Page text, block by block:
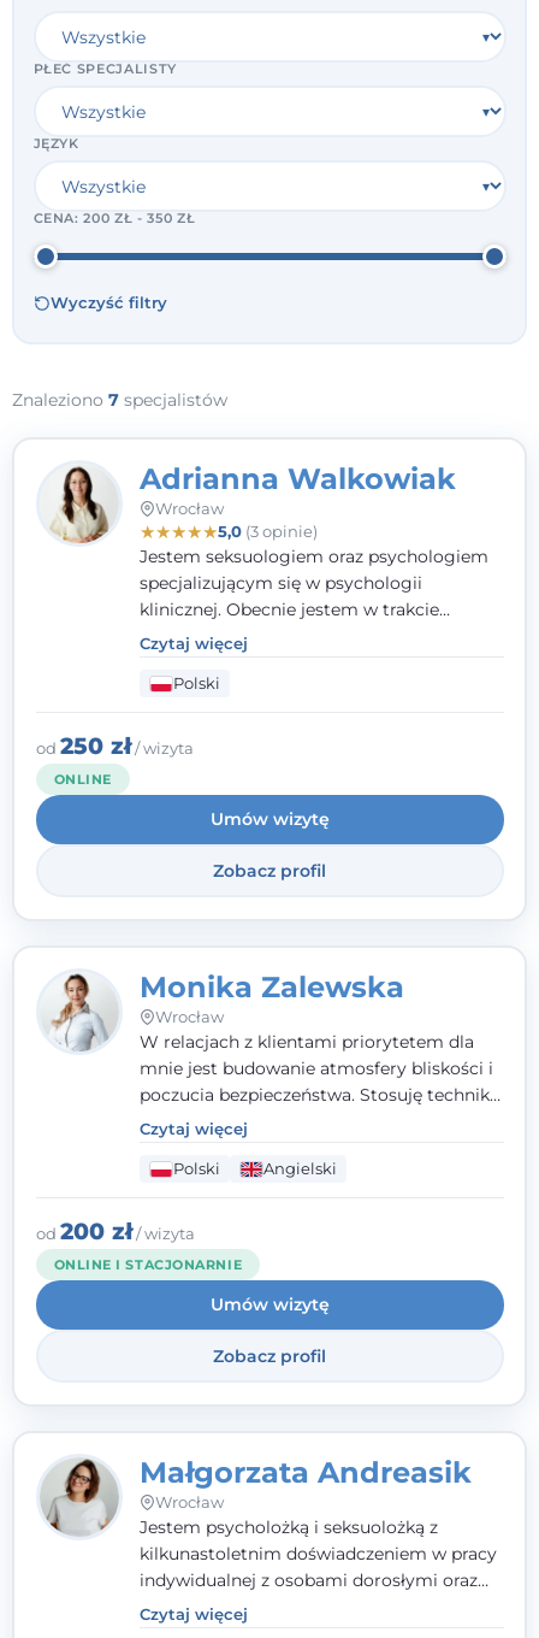
PŁEĆ SPECJALISTY
JĘZYK
CENA:200 ZŁ - 350 ZŁ
Wyczyść filtry
Znaleziono 7 specjalistów
Adrianna Walkowiak
Wrocław
★★★★★5,0(3 opinie)
Jestem seksuologiem oraz psychologiem
specjalizującym się w psychologii
klinicznej. Obecnie jestem w trakcie
szkolenia na psychoterapeutę
systemowego. Posiadam status członka
nadzwyczajnego Wielkopolskiego
TowarzystwaTerapii Systemowejoraz
należę do Polskiego Towarzystwa
pierwszym miejscu stawiam budowanie
atmosfery bezpieczeństwa i zrozumienia w
relacjach z Klientami. Istotna dla nie jest
również koncentracja na dostępnych
zasobach.
Czytaj więcej
Polski
od 250 zł/ wizyta
ONLINE
Umów wizytę
Zobacz profil
Monika Zalewska
Wrocław
W relacjach z klientami priorytetem dla
mnie jest budowanie atmosfery bliskości i
poczucia bezpieczeństwa. Stosuję techniki
poznawczo-behawioralne oraz metody,
które koncentrują się na rozwiązaniach
(TSR). Te polegają na osiąganiu
zamierzonych celów (doprowadzeniu do
rozwiązania trudnych sytuacji) poprzez
identyfikowanie i wzmacnianie zasobów
oraz mocnych stron klienta. W swojej
pracy korzystam także z metod dialogu
motywacyjnego itreningu uważności.
Czytaj więcej
Polski Angielski
od 200 zł/ wizyta
ONLINE I STACJONARNIE
Umów wizytę
Zobacz profil
Małgorzata Andreasik
Wrocław
Jestem psycholożką i seksuolożką z
kilkunastoletnim doświadczeniem w pracy
indywidualnej z osobami dorosłymi oraz
parami. Specjalizuję się w obszarze zdrowia
seksualnego, żałoby, kryzysów życiowych i
Czytaj więcej